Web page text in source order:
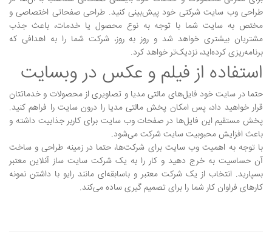
طراحی وب سایت شرکتی خود پیش‌بینی کنید. طراحی صفحاتی اختصاصی و
مختص به سایت شما با توجه به نوع محصول یا خدمات، باعث جذب
مشتریان بیشتری خواهد شد و روز به روز، شرکت شما را به اهدافی که
برنامه‌ریزی کرده‌اید، نزدیک‌تر خواهد کرد.
استفاده از فیلم و عکس در وبسایت
حتما در سایت خود فایل‌های مالتی مدیا و تصاویری از محصولات و خدماتتان
قرار خواهید داد، پس امکان پخش مالتی مدیا را درون سایت را فراهم کنید.
پخش مستقیم این فایل‌ها در صفحات وب سایت برای کاربر جذابیت داشته و
باعث افزایش محبوبیت سایت شرکت می‌شود.
با توجه به اهمیت وب سایت برای شرکت‌ها، حتما در زمینه طراحی و ساخت
آن حساسیت به خرج دهید و کار را به یک شرکت سایت ساز آنلاین معتبر
بسپارید. انتخاب از یک شرکت‌ معتبر و باسابقه‌ای مانند رایو با داشتن نمونه
کارهای فراوان کار شما را برای تصمیم گیری ساده می‌کند.